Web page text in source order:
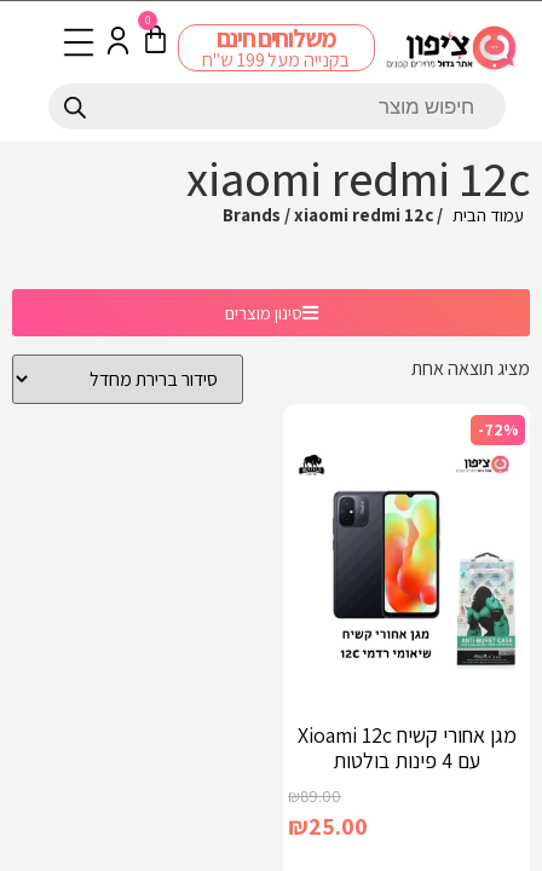
משלוחים חינם
בקנייה מעל 199 ש"ח
0
xiaomi redmi 12c
עמוד הבית / Brands / xiaomi redmi 12c
סינון מוצרים
מציג תוצאה אחת
-72%
מגן אחורי קשיח Xioami 12c
עם 4 פינות בולטות
₪89.00
₪25.00